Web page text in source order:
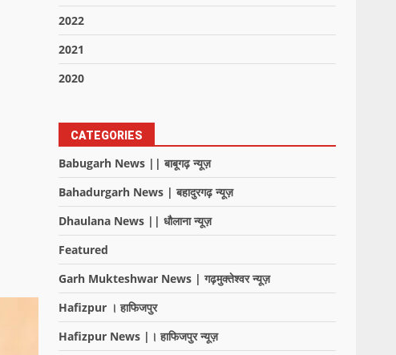
2022
2021
2020
CATEGORIES
Babugarh News || बाबूगढ़ न्यूज़
Bahadurgarh News | बहादुरगढ़ न्यूज़
Dhaulana News || धौलाना न्यूज़
Featured
Garh Mukteshwar News | गढ़मुक्तेश्वर न्यूज़
Hafizpur । हाफिजपुर
Hafizpur News |। हाफिजपुर न्यूज़